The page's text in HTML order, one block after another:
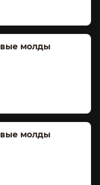
молды
молды